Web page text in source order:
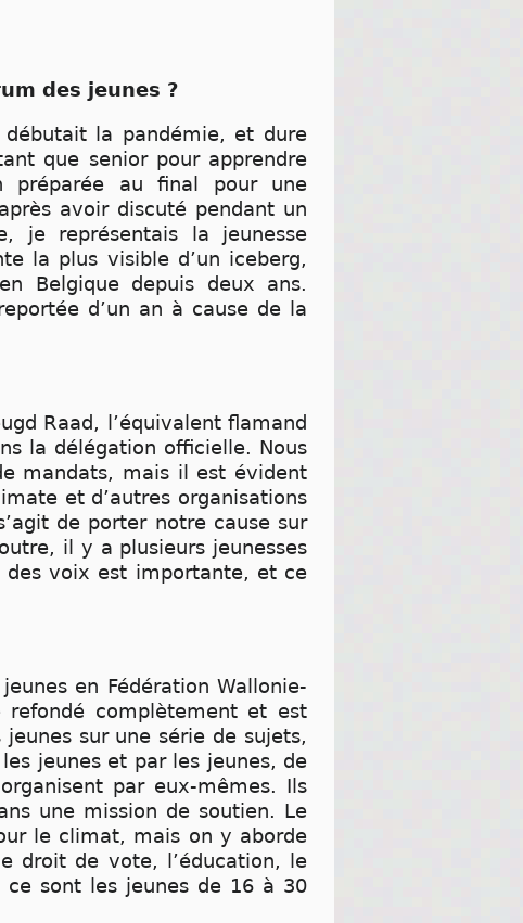
des jeunes ?
la pandémie, et dure
que senior pour apprendre
préparée au final pour une
avoir discuté pendant un
je représentais la jeunesse
la plus visible d’un iceberg,
Belgique depuis deux ans.
d’un an à cause de la
Raad, l’équivalent flamand
la délégation officielle. Nous
mandats, mais il est évident
et d’autres organisations
de porter notre cause sur
il y a plusieurs jeunesses
des voix est importante, et ce
en Fédération Wallonie-
refondé complètement et est
sur une série de sujets,
jeunes et par les jeunes, de
par eux-mêmes. Ils
une mission de soutien. Le
le climat, mais on y aborde
droit de vote, l’éducation, le
ce sont les jeunes de 16 à 30